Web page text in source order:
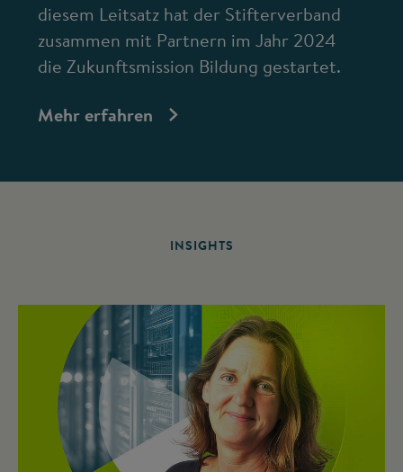
diesem Leitsatz hat der Stifterverband
zusammen mit Partnern im Jahr 2024
die Zukunftsmission Bildung gestartet.
Mehr erfahren
INSIGHTS